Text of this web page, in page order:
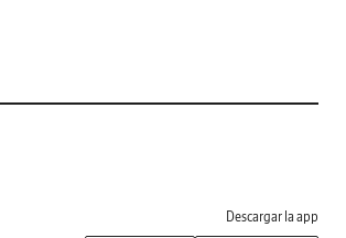
Descargar la app